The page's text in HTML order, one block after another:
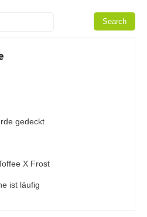
gedeckt
X Frost
ist läufig